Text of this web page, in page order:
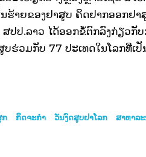
ຮ້າຍຂອງຢາສູບ ຄິດຢາກອອກຢ
ປປ.ລາວ ໄດ້ອອກຂໍ້ຕົກລົງກ່ຽວກັ
ວມກັບ 77 ປະເທດໃນໂລກທີ່ເປັ
ກ ກິດຈະກໍາ ວັນງົດສູບຢາໂລກ ສາທາລ